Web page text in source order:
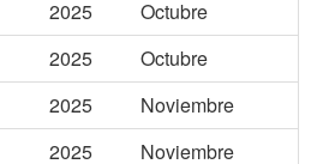
2025
Octubre
2025
Octubre
2025
Noviembre
2025
Noviembre